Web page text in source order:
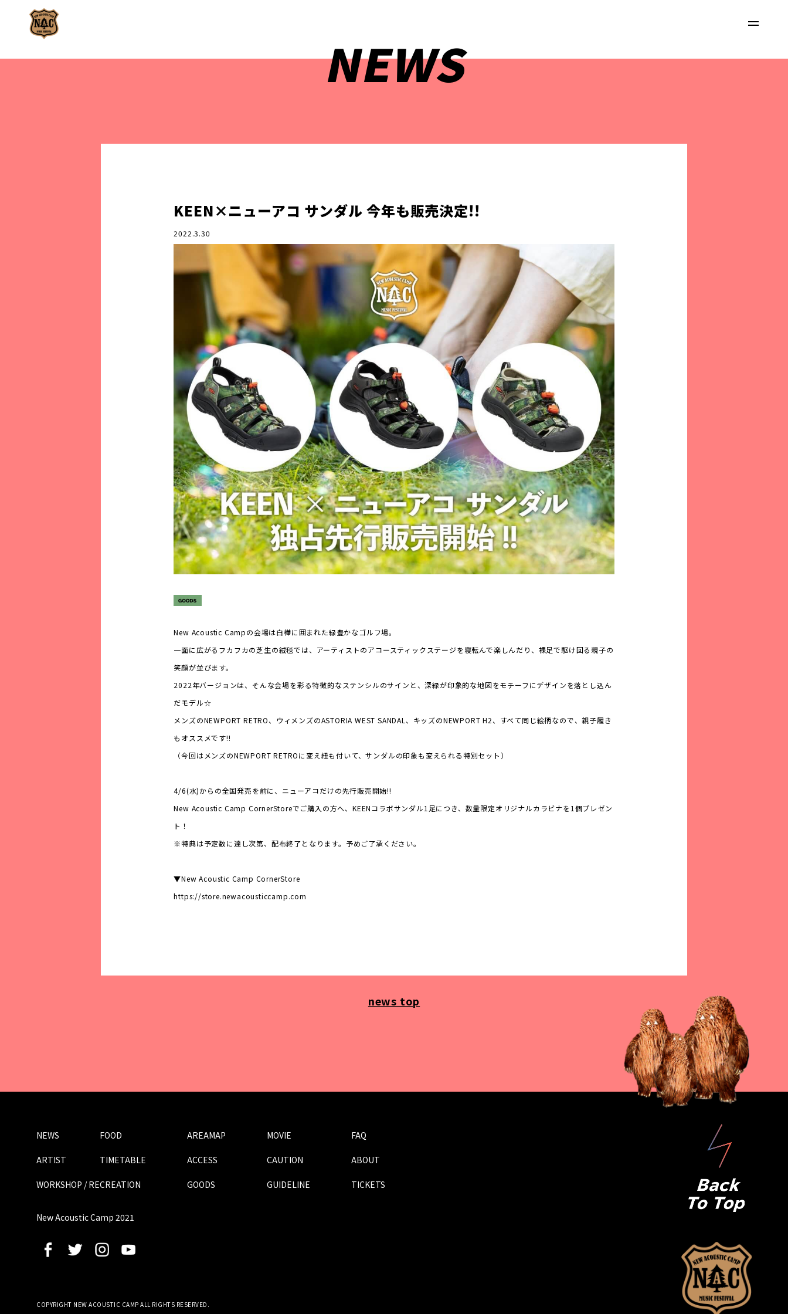
NEWS
KEEN×ニューアコ サンダル 今年も販売決定!!
2022.3.30
New Acoustic Campの会場は白樺に囲まれた緑豊かなゴルフ場。
一面に広がるフカフカの芝生の絨毯では、アーティストのアコースティックステージを寝転んで楽しんだり、裸足で駆け回る親子の
笑顔が並びます。
2022年バージョンは、そんな会場を彩る特徴的なステンシルのサインと、深緑が印象的な地図をモチーフにデザインを落とし込ん
だモデル☆
メンズのNEWPORT RETRO、ウィメンズのASTORIA WEST SANDAL、キッズのNEWPORT H2、すべて同じ絵柄なので、親子履き
もオススメです!!
（今回はメンズのNEWPORT RETROに変え紐も付いて、サンダルの印象も変えられる特別セット）
4/6(水)からの全国発売を前に、ニューアコだけの先行販売開始!!
New Acoustic Camp CornerStoreでご購入の方へ、KEENコラボサンダル1足につき、数量限定オリジナルカラビナを1個プレゼン
ト！
※特典は予定数に達し次第、配布終了となります。予めご了承ください。
▼New Acoustic Camp CornerStore
https://store.newacousticcamp.com
news top
NEWS
ARTIST
WORKSHOP / RECREATION
FOOD
TIMETABLE
AREAMAP
ACCESS
GOODS
MOVIE
CAUTION
GUIDELINE
FAQ
ABOUT
TICKETS
New Acoustic Camp 2021
COPYRIGHT NEW ACOUSTIC CAMP ALL RIGHTS RESERVED.